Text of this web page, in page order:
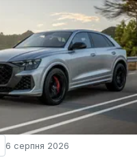
6 серпня 2026